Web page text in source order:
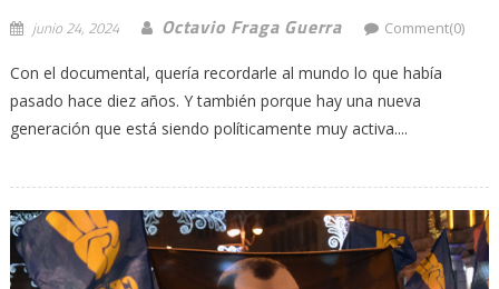
junio 24, 2024 Octavio Fraga Guerra Comment(0)
Con el documental, quería recordarle al mundo lo que había
pasado hace diez años. Y también porque hay una nueva
generación que está siendo políticamente muy activa....